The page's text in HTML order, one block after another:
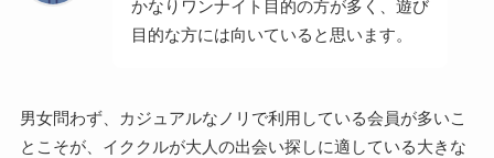
かなりワンナイト目的の方が多く、遊び
目的な方には向いていると思います。
男女問わず、カジュアルなノリで利用している会員が多いこ
とこそが、イククルが大人の出会い探しに適している大きな